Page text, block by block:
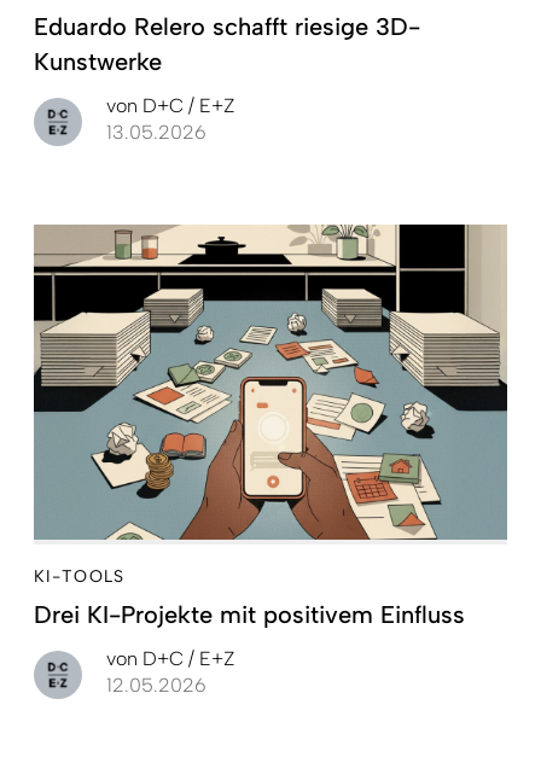
Eduardo Relero schafft riesige 3D-
Kunstwerke
von D+C / E+Z
13.05.2026
KI-TOOLS
Drei KI-Projekte mit positivem Einfluss
von D+C / E+Z
12.05.2026